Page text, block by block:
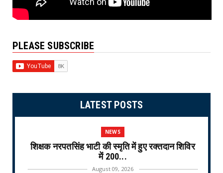
PLEASE SUBSCRIBE
LATEST POSTS
NEWS
शिक्षक नरपतसिंह भाटी की स्मृति में हुए रक्तदान शिविर
में 200...
August 09, 2026